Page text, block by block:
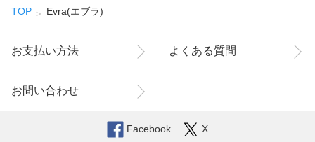
TOP Evra(エブラ)
お支払い方法 よくある質問
お問い合わせ
Facebook X